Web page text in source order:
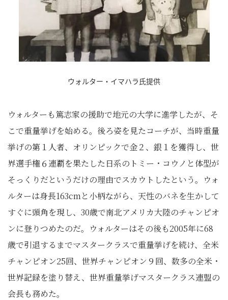
ウォルター・イマハラ氏提供
ウォルターも篤志家の援助で地元の大学に進学したが、そ
こで重量挙げを始める。後ろ姿を見たコーチが、当時重量
挙げの第１人者、オリンピックで金２、銀１を獲得し、世
界選手権６連覇を果たした日系のトミー・コウノと体型が
そっくりだというだけの理由でスカウトしたという。ウォ
ルターは身長163cmと小柄ながら、天性のバネを生かして
すぐに頭角を現し、30歳で南北アメリカ大陸のチャンピオ
ンに登りつめたのだ。ウォルターはその後も2005年に68
歳で引退するまでマスタークラスで重量挙げを続け、全米
チャンピオン25回、世界チャンピオン９回、数多の全米・
世界記録を塗り替え、世界重量挙げマスタークラス連盟の
会長も務めた。